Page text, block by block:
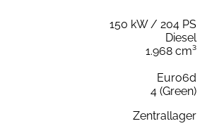
150 kW / 204 PS
Diesel
1.968 cm³
Euro6d
4 (Green)
Zentrallager